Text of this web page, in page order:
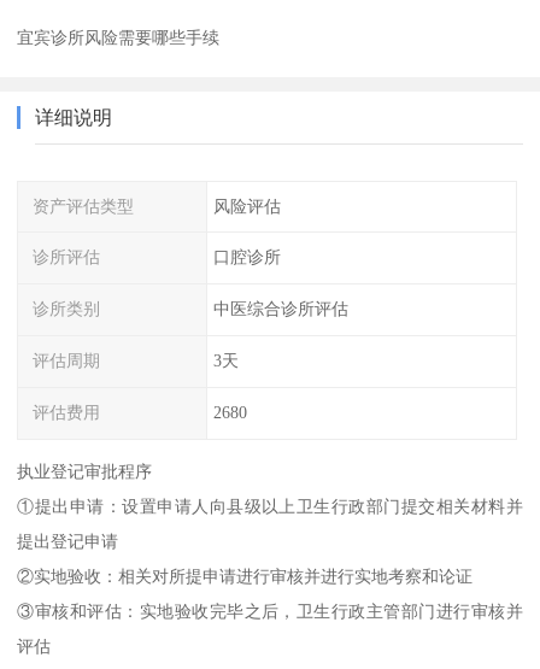
宜宾诊所风险需要哪些手续
详细说明
资产评估类型 风险评估
诊所评估 口腔诊所
诊所类别 中医综合诊所评估
评估周期 3天
评估费用 2680
执业登记审批程序
①提出申请：设置申请人向县级以上卫生行政部门提交相关材料并
提出登记申请
②实地验收：相关对所提申请进行审核并进行实地考察和论证
③审核和评估：实地验收完毕之后，卫生行政主管部门进行审核并
评估